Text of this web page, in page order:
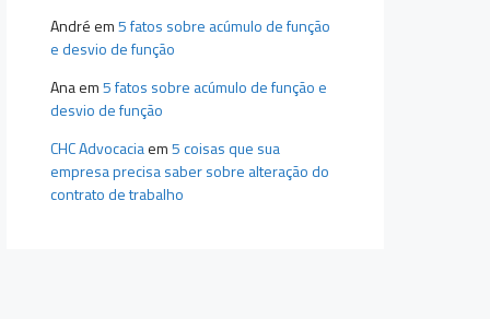
André em5 fatos sobre acúmulo de função
e desvio de função
Anaem5 fatos sobre acúmulo de função e
desvio de função
CHC Advocaciaem5 coisas que sua
empresa precisa saber sobre alteração do
contrato de trabalho